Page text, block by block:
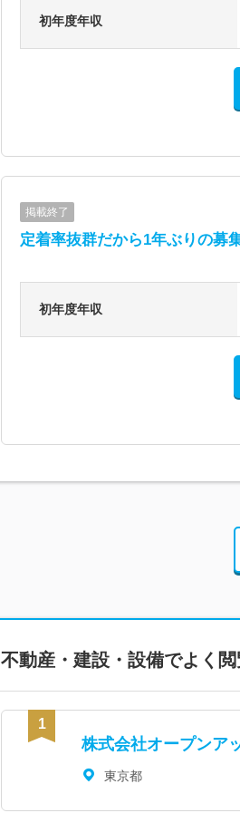
初年度年収
掲載終了
定着率抜群だから1年ぶりの募
初年度年収
不動産・建設・設備でよく
株式会社オープンア
東京都